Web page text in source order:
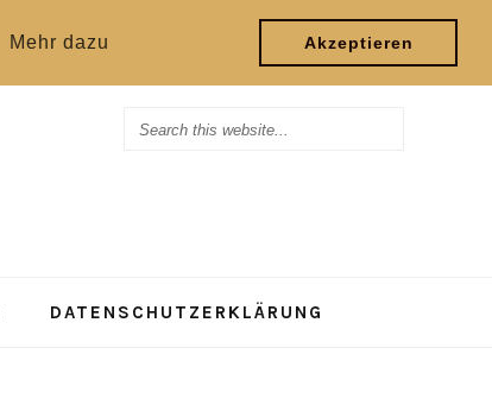
Mehr dazu Akzeptieren
DATENSCHUTZERKLÄRUNG